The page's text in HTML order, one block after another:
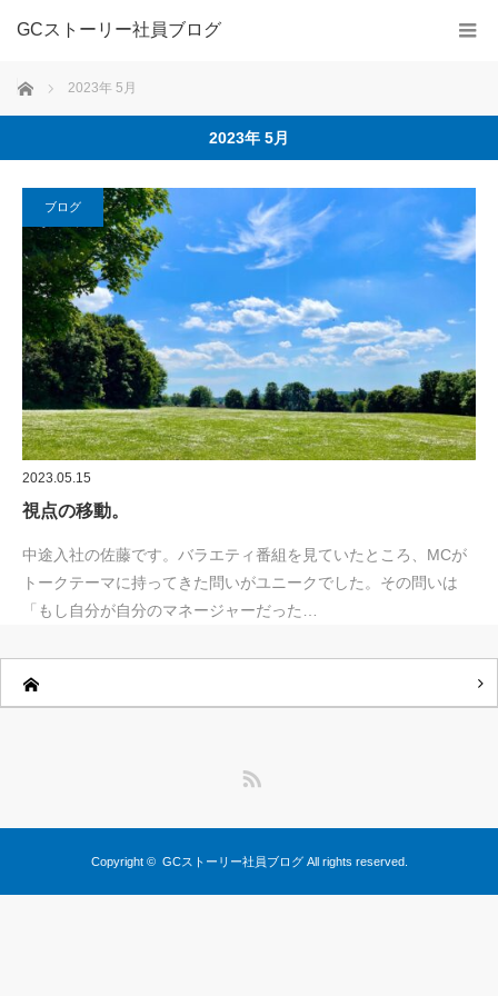
GCストーリー社員ブログ
ホーム 2023年 5月
2023年 5月
ブログ
2023.05.15
視点の移動。
中途入社の佐藤です。バラエティ番組を見ていたところ、MCが
トークテーマに持ってきた問いがユニークでした。その問いは
「もし自分が自分のマネージャーだった…
Copyright © GCストーリー社員ブログAll rights reserved.